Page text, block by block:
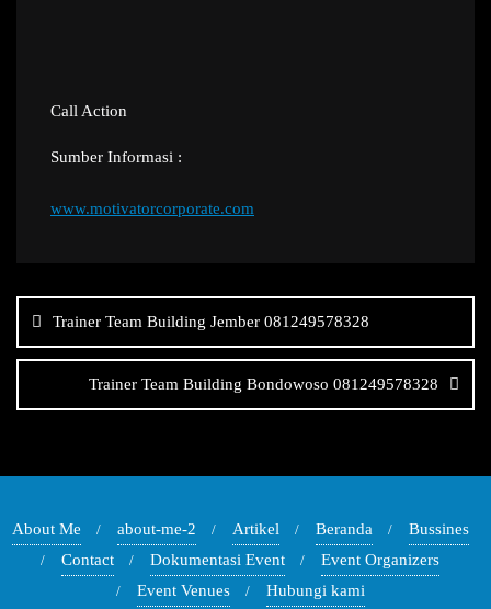
Call Action
Sumber Informasi :
www.motivatorcorporate.com
posTrainer Team Building Jember 081249578328
Trainer Team Building Bondowoso 081249578328
About Me about-me-2 Artikel Beranda
Bussines
Contact
Dokumentasi Event
Event Organizers
Event Venues
Hubungi kami